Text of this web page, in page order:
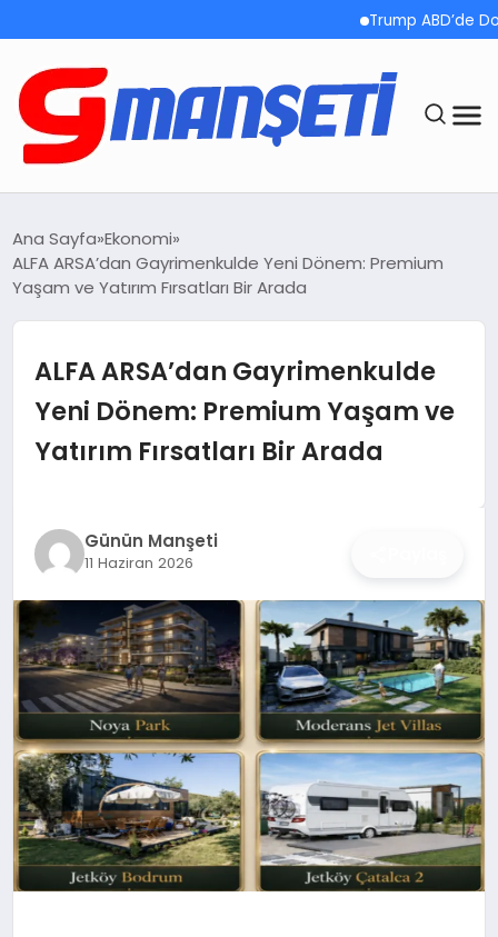
Trump ABD’de
DEMOLAR
OYUN
ANA DEMO
TEKNOLOJI
MAGAZIN
KRIPTO PARA
GEZI & SEYAHAT
OYUN
Ana Sayfa Ekonomi
ALFA ARSA’dan Gayrimenkulde Yeni Dönem: Premium
Yaşam ve Yatırım Fırsatları Bir Arada
ALFA ARSA’dan Gayrimenkulde
Yeni Dönem: Premium Yaşam ve
Yatırım Fırsatları Bir Arada
Günün Manşeti
11 Haziran 2026